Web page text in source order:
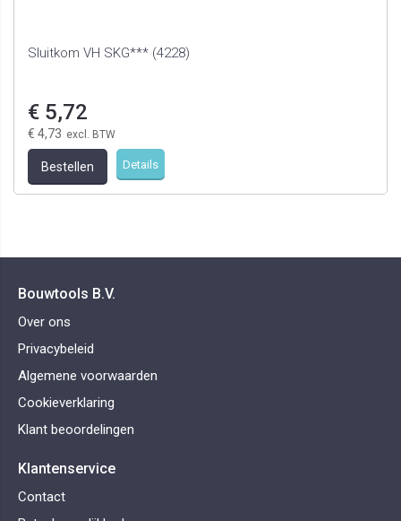
Sluitkom VH SKG*** (4228)
€ 5,72
€ 4,73
Bestellen Details
Bouwtools B.V.
Over ons
Privacybeleid
Algemene voorwaarden
Cookieverklaring
Klant beoordelingen
Klantenservice
Contact